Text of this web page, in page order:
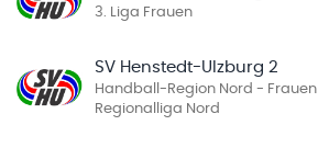
3. Liga Frauen
SV Henstedt-Ulzburg 2
Handball-Region Nord - Frauen
Regionalliga Nord